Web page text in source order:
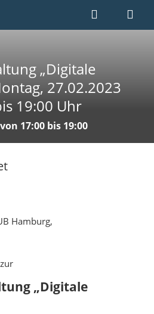
„Digitale
27.02.2023
19:00 Uhr
17:00 bis 19:00
Hamburg,
„Digitale